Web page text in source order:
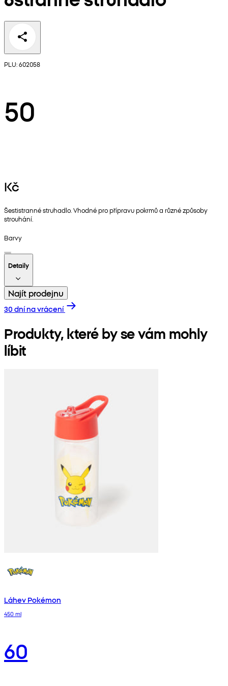
PLU: 602058
50
Kč
Šestistranné struhadlo. Vhodné pro přípravu pokrmů a různé způsoby
strouhání.
Barvy
Detaily
Najít prodejnu
30 dní na vrácení
Produkty, které by se vám mohly
líbit
Láhev Pokémon
450 ml
60